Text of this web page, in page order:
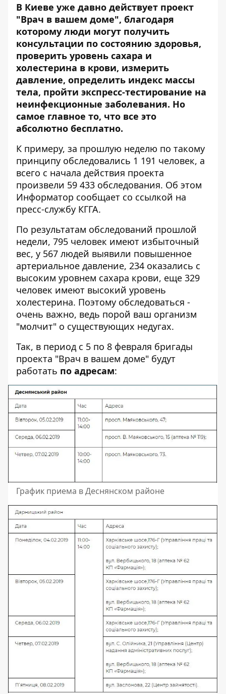
В Киеве уже давно действует проект
"Врач в вашем доме", благодаря
которому люди могут получить
консультации по состоянию здоровья,
проверить уровень сахара и
холестерина в крови, измерить
давление, определить индекс массы
тела, пройти экспресс-тестирование на
неинфекционные заболевания. Но
самое главное то, что все это
абсолютно бесплатно.
К примеру, за прошлую неделю по такому
принципу обследовались 1 191 человек, а
всего с начала действия проекта
произвели 59 433 обследования. Об этом
Информатор сообщает со ссылкой на
пресс-службу КГГА.
По результатам обследований прошлой
недели, 795 человек имеют избыточный
вес, у 567 людей выявили повышенное
артериальное давление, 234 оказались с
высоким уровнем сахара крови, еще 329
человек имеют высокий уровень
холестерина. Поэтому обследоваться -
очень важно, ведь порой ваш организм
"молчит" о существующих недугах.
Так, в период с 5 по 8 февраля бригады
проекта "Врач в вашем доме" будут
работать по адресам:
График приема в Деснянском районе